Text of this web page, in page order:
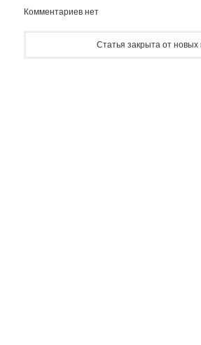
Комментариев нет
Статья закрыта от